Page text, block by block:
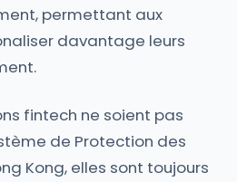
permettant aux
davantage leurs
fintech ne soient pas
de Protection des
Kong, elles sont toujours